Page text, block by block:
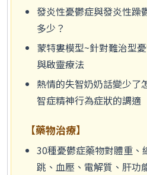
發炎性憂鬱症與發炎性躁
多少？
蒙特婁模型~針對難治型
與啟靈療法
熱情的失智奶奶話變少了
智症精神行為症狀的調適
【藥物治療】
30種憂鬱症藥物對體重、
跳、血壓、電解質、肝功